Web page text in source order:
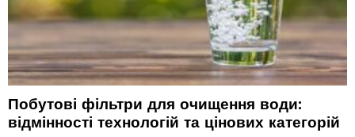
Побутові фільтри для очищення води:
відмінності технологій та цінових категорій